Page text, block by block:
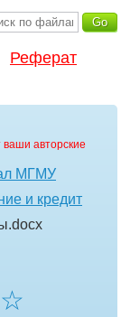
Реферат
авторские
МГМУ
и кредит
.docx
☆